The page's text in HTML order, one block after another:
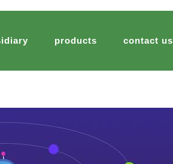
products contact us